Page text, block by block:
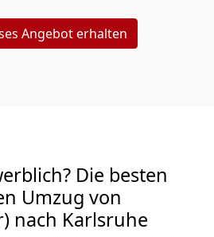
Angebot erhalten
Die besten
Umzug von
nach Karlsruhe